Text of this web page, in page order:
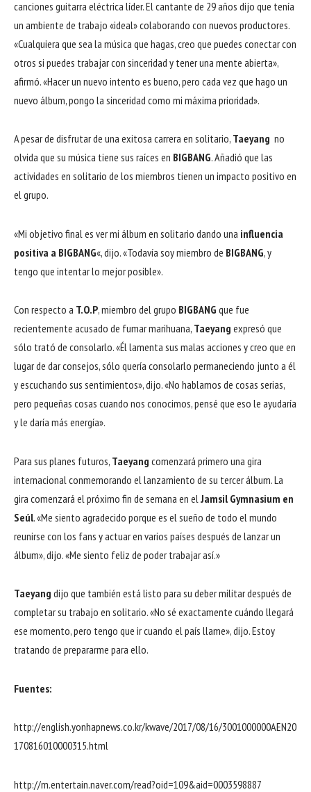
canciones guitarra eléctrica líder. El cantante de 29 años dijo que tenía
un ambiente de trabajo «ideal» colaborando con nuevos productores.
«Cualquiera que sea la música que hagas, creo que puedes conectar con
otros si puedes trabajar con sinceridad y tener una mente abierta»,
afirmó. «Hacer un nuevo intento es bueno, pero cada vez que hago un
nuevo álbum, pongo la sinceridad como mi máxima prioridad».
A pesar de disfrutar de una exitosa carrera en solitario, Taeyang no
olvida que su música tiene sus raíces en BIGBANG. Añadió que las
actividades en solitario de los miembros tienen un impacto positivo en
el grupo.
«Mi objetivo final es ver mi álbum en solitario dando una influencia
positiva a BIGBANG«, dijo. «Todavía soy miembro de BIGBANG, y
tengo que intentar lo mejor posible».
Con respecto a T.O.P, miembro del grupo BIGBANG que fue
recientemente acusado de fumar marihuana, Taeyang expresó que
sólo trató de consolarlo. «Él lamenta sus malas acciones y creo que en
lugar de dar consejos, sólo quería consolarlo permaneciendo junto a él
y escuchando sus sentimientos», dijo. «No hablamos de cosas serias,
pero pequeñas cosas cuando nos conocimos, pensé que eso le ayudaría
y le daría más energía».
Para sus planes futuros, Taeyang comenzará primero una gira
internacional conmemorando el lanzamiento de su tercer álbum. La
gira comenzará el próximo fin de semana en el Jamsil Gymnasium en
Seúl. «Me siento agradecido porque es el sueño de todo el mundo
reunirse con los fans y actuar en varios países después de lanzar un
álbum», dijo. «Me siento feliz de poder trabajar así.»
Taeyang dijo que también está listo para su deber militar después de
completar su trabajo en solitario. «No sé exactamente cuándo llegará
ese momento, pero tengo que ir cuando el país llame», dijo. Estoy
tratando de prepararme para ello.
Fuentes:
http://english.yonhapnews.co.kr/kwave/2017/08/16/3001000000AEN20
170816010000315.html
http://m.entertain.naver.com/read?oid=109&aid=0003598887